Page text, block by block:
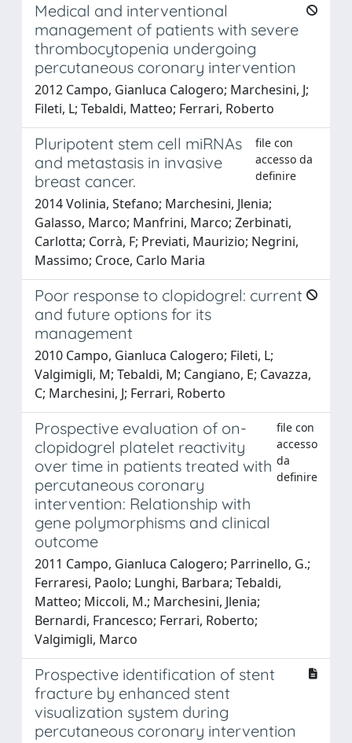
Medical and interventional
management of patients with severe
thrombocytopenia undergoing
percutaneous coronary intervention
2012 Campo, Gianluca Calogero; Marchesini, J;
Fileti, L; Tebaldi, Matteo; Ferrari, Roberto
Pluripotent stem cell miRNAs
and metastasis in invasive
breast cancer.
file con
accesso da
definire
2014 Volinia, Stefano; Marchesini, Jlenia;
Galasso, Marco; Manfrini, Marco; Zerbinati,
Carlotta; Corrà, F; Previati, Maurizio; Negrini,
Massimo; Croce, Carlo Maria
Poor response to clopidogrel: current
and future options for its
management
2010 Campo, Gianluca Calogero; Fileti, L;
Valgimigli, M; Tebaldi, M; Cangiano, E; Cavazza,
C; Marchesini, J; Ferrari, Roberto
Prospective evaluation of on-
clopidogrel platelet reactivity
over time in patients treated with
percutaneous coronary
intervention: Relationship with
gene polymorphisms and clinical
outcome
file con
accesso
da
definire
2011 Campo, Gianluca Calogero; Parrinello, G.;
Ferraresi, Paolo; Lunghi, Barbara; Tebaldi,
Matteo; Miccoli, M.; Marchesini, Jlenia;
Bernardi, Francesco; Ferrari, Roberto;
Valgimigli, Marco
Prospective identification of stent
fracture by enhanced stent
visualization system during
percutaneous coronary intervention